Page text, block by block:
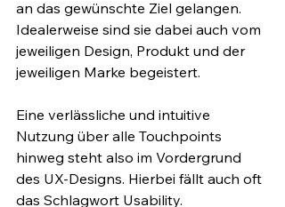
an das gewünschte Ziel gelangen.
Idealerweise sind sie dabei auch vom
jeweiligen Design, Produkt und der
jeweiligen Marke begeistert.
Eine verlässliche und intuitive
Nutzung über alle Touchpoints
hinweg steht also im Vordergrund
des UX-Designs. Hierbei fällt auch oft
das Schlagwort Usability.